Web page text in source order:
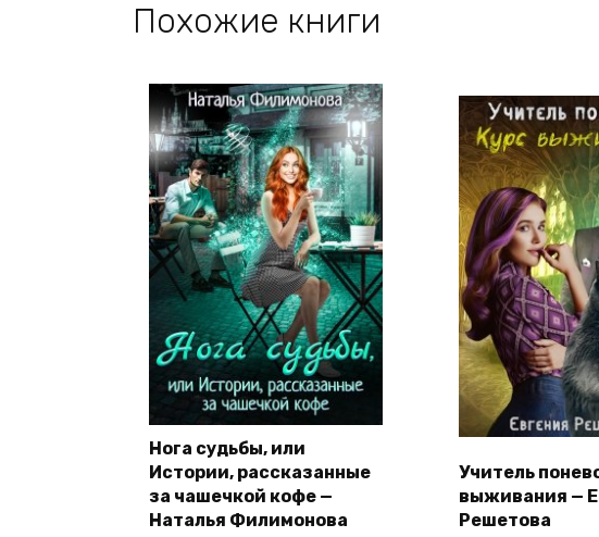
Похожие книги
Нога судьбы, или
Истории, рассказанные
за чашечкой кофе —
Наталья Филимонова
Учитель
выживания —
Решетова